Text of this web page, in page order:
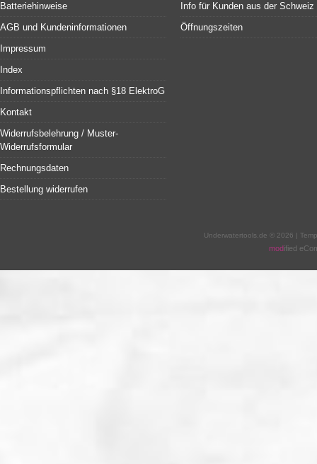
Batteriehinweise
AGB und Kundeninformationen
Impressum
Index
Informationspflichten nach §18 ElektroG
Kontakt
Widerrufsbelehrung / Muster-
Widerrufsformular
Rechnungsdaten
Bestellung widerrufen
Info für Kunden aus der Schweiz
Öffnungszeiten
Underwatertools.de © 2026 |
modified